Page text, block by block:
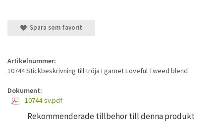
Spara som favorit
Artikelnummer:
10744 Stickbeskrivning till tröja i garnet Loveful Tweed blend
Dokument:
10744-sv.pdf
Rekommenderade tillbehör till denna produkt